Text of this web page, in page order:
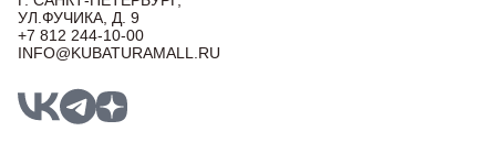
УЛ.ФУЧИКА, Д. 9
+7 812 244-10-00
INFO@KUBATURAMALL.RU